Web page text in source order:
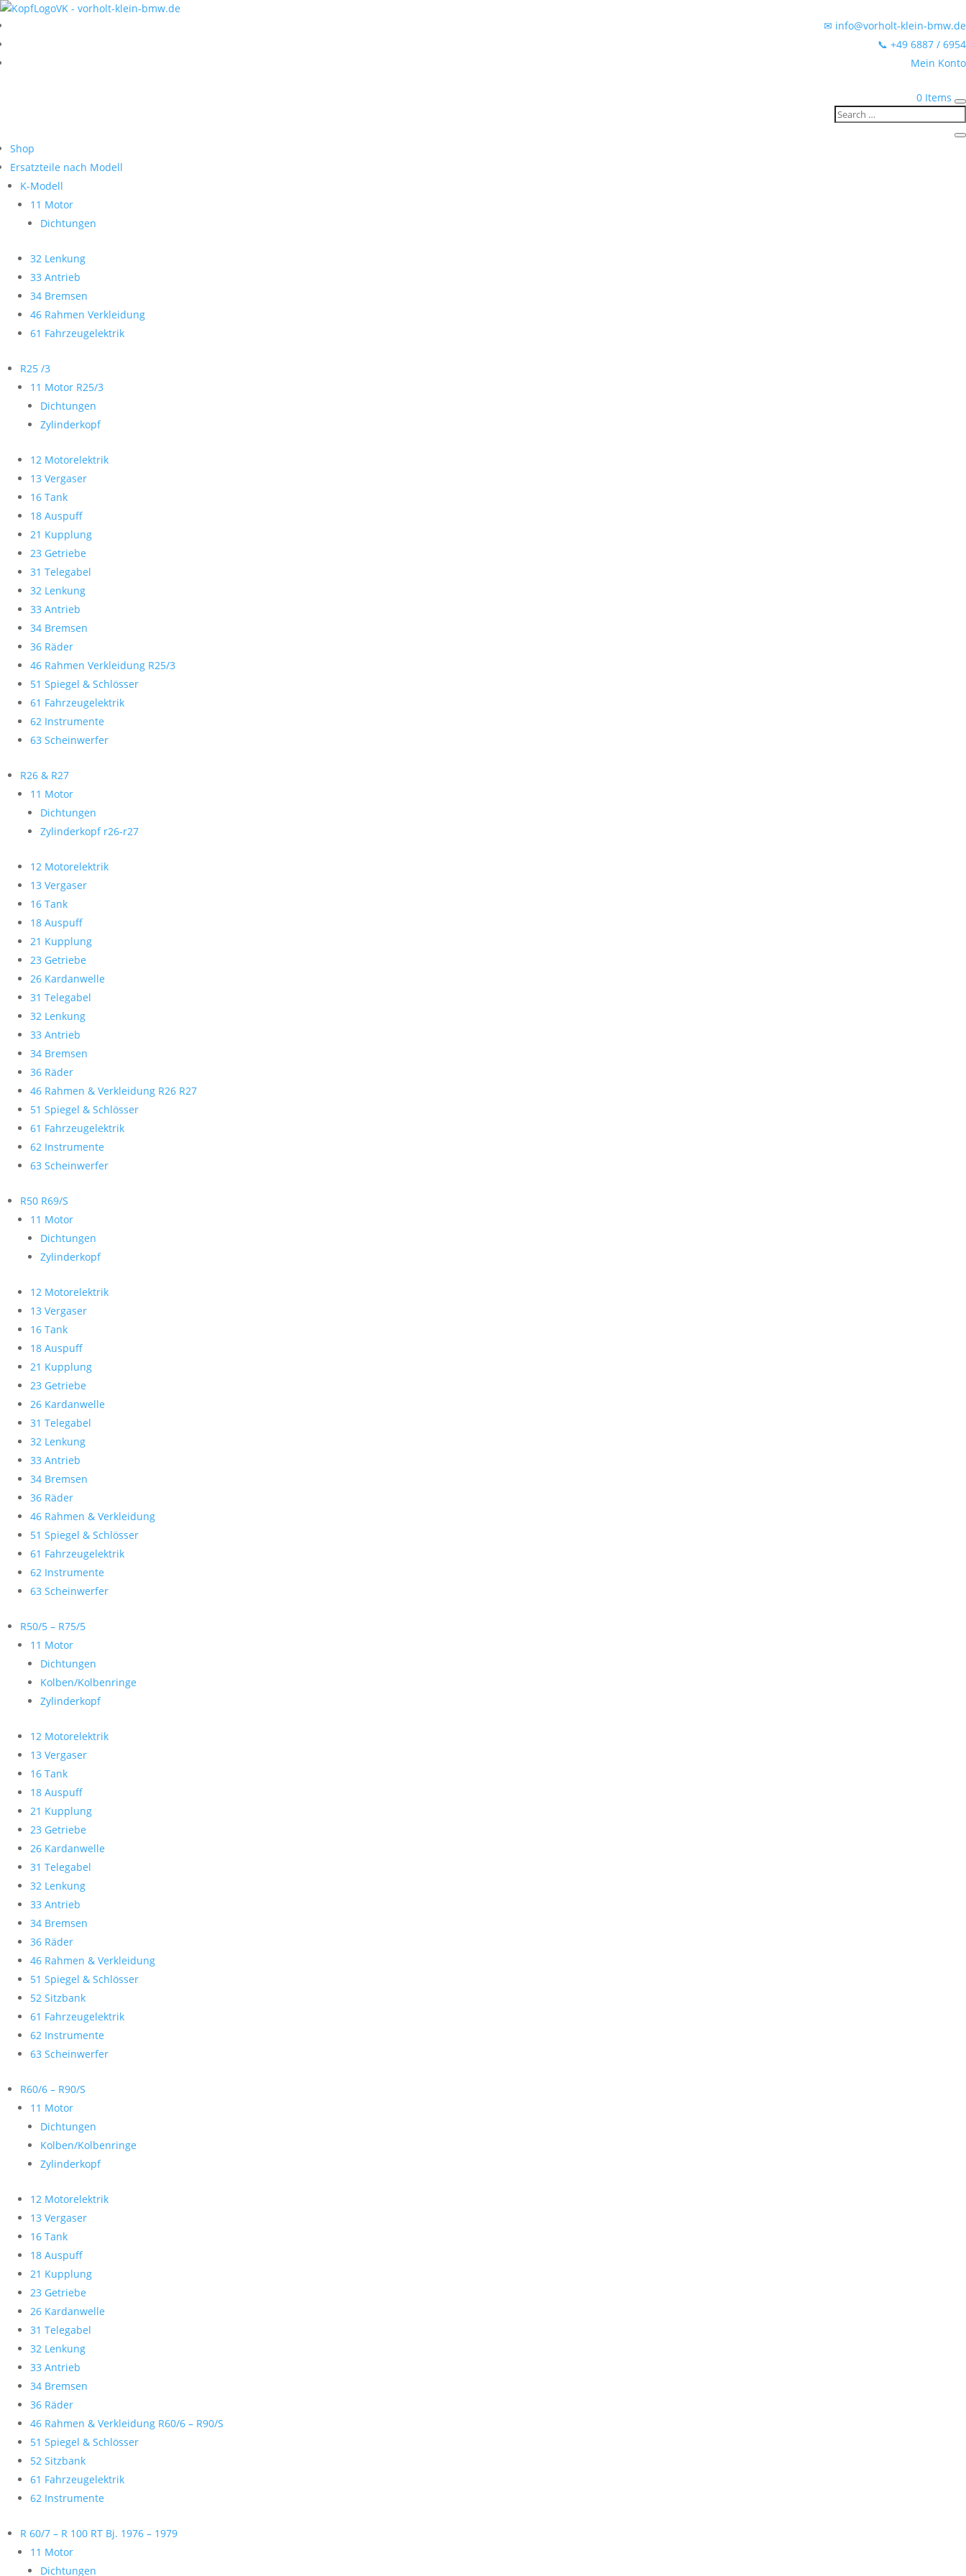
✉ info@vorholt-klein-bmw.de
📞 +49 6887 / 6954
Mein Konto
0 Items
Shop
Ersatzteile nach Modell
K-Modell
11 Motor
Dichtungen
32 Lenkung
33 Antrieb
34 Bremsen
46 Rahmen Verkleidung
61 Fahrzeugelektrik
R25 /3
11 Motor R25/3
Dichtungen
Zylinderkopf
12 Motorelektrik
13 Vergaser
16 Tank
18 Auspuff
21 Kupplung
23 Getriebe
31 Telegabel
32 Lenkung
33 Antrieb
34 Bremsen
36 Räder
46 Rahmen Verkleidung R25/3
51 Spiegel & Schlösser
61 Fahrzeugelektrik
62 Instrumente
63 Scheinwerfer
R26 & R27
11 Motor
Dichtungen
Zylinderkopf r26-r27
12 Motorelektrik
13 Vergaser
16 Tank
18 Auspuff
21 Kupplung
23 Getriebe
26 Kardanwelle
31 Telegabel
32 Lenkung
33 Antrieb
34 Bremsen
36 Räder
46 Rahmen & Verkleidung R26 R27
51 Spiegel & Schlösser
61 Fahrzeugelektrik
62 Instrumente
63 Scheinwerfer
R50 R69/S
11 Motor
Dichtungen
Zylinderkopf
12 Motorelektrik
13 Vergaser
16 Tank
18 Auspuff
21 Kupplung
23 Getriebe
26 Kardanwelle
31 Telegabel
32 Lenkung
33 Antrieb
34 Bremsen
36 Räder
46 Rahmen & Verkleidung
51 Spiegel & Schlösser
61 Fahrzeugelektrik
62 Instrumente
63 Scheinwerfer
R50/5 – R75/5
11 Motor
Dichtungen
Kolben/Kolbenringe
Zylinderkopf
12 Motorelektrik
13 Vergaser
16 Tank
18 Auspuff
21 Kupplung
23 Getriebe
26 Kardanwelle
31 Telegabel
32 Lenkung
33 Antrieb
34 Bremsen
36 Räder
46 Rahmen & Verkleidung
51 Spiegel & Schlösser
52 Sitzbank
61 Fahrzeugelektrik
62 Instrumente
63 Scheinwerfer
R60/6 – R90/S
11 Motor
Dichtungen
Kolben/Kolbenringe
Zylinderkopf
12 Motorelektrik
13 Vergaser
16 Tank
18 Auspuff
21 Kupplung
23 Getriebe
26 Kardanwelle
31 Telegabel
32 Lenkung
33 Antrieb
34 Bremsen
36 Räder
46 Rahmen & Verkleidung R60/6 – R90/S
51 Spiegel & Schlösser
52 Sitzbank
61 Fahrzeugelektrik
62 Instrumente
R 60/7 – R 100 RT Bj. 1976 – 1979
11 Motor
Dichtungen